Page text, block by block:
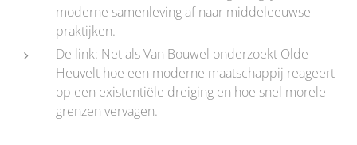
moderne samenleving af naar middeleeuwse
praktijken.
De link: Net als Van Bouwel onderzoekt Olde
Heuvelt hoe een moderne maatschappij reageert
op een existentiële dreiging en hoe snel morele
grenzen vervagen.